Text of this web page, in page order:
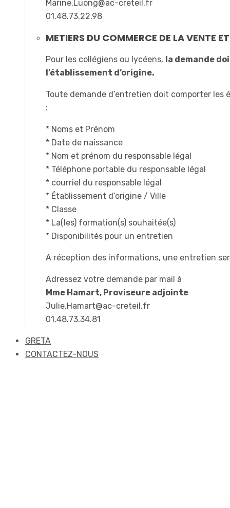
Marine.Luong@ac-creteil.fr
01.48.73.22.98
METIERS DU COMMERCE DE LA VENTE
Pour les collégiens ou lycéens, la demande
l’établissement d’origine.
Toute demande d’entretien doit comporter les
:
* Noms et Prénom
* Date de naissance
* Nom et prénom du responsable légal
* Téléphone portable du responsable légal
* courriel du responsable légal
* Établissement d’origine / Ville
* Classe
* La(les) formation(s) souhaitée(s)
* Disponibilités pour un entretien
A réception des informations, une entretien
Adressez votre demande par mail à
Mme Hamart, Proviseure adjointe
Julie.Hamart@ac-creteil.fr
01.48.73.34.81
GRETA
CONTACTEZ-NOUS